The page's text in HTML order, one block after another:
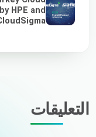
HPE and
التعليقات